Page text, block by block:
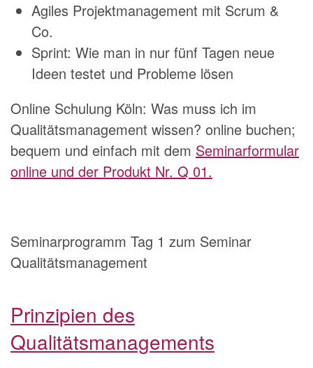
Agiles Projektmanagement mit Scrum &
Co.
Sprint: Wie man in nur fünf Tagen neue
Ideen testet und Probleme lösen
Online Schulung Köln: Was muss ich im
Qualitätsmanagement wissen? online buchen;
bequem und einfach mit dem Seminarformular
online und der Produkt Nr. Q 01.
Seminarprogramm Tag 1 zum Seminar
Qualitätsmanagement
Prinzipien des
Qualitätsmanagements